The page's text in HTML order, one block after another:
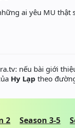
ai yêu MU thật
nếu bài giới
Hy Lạp theo
2 Season 3-5